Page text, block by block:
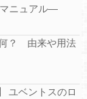
ニュアル―
？ 由来や用法
ユベントスのロ